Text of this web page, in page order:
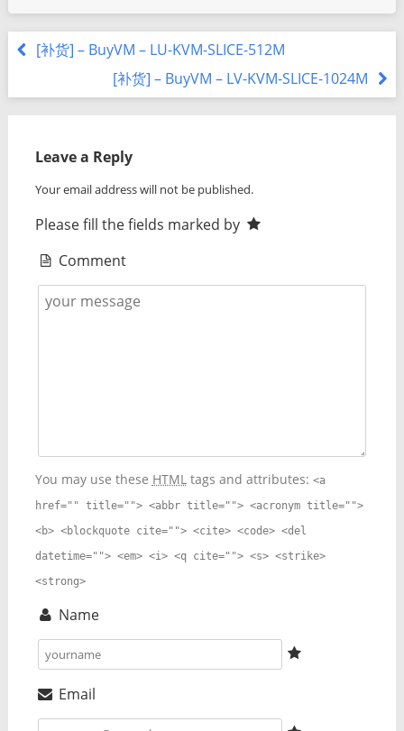
[补货] – BuyVM – LU-KVM-SLICE-512M
[补货] – BuyVM – LV-KVM-SLICE-1024M
Leave a Reply
Your email address will not be published.
Please fill the fields marked by
Comment
You may use these HTMLtags and attributes: <a
href="" title=""> <abbr title=""> <acronym title="">
<b> <blockquote cite=""> <cite> <code> <del
datetime=""> <em> <i> <q cite=""> <s> <strike>
<strong>
Name
Email